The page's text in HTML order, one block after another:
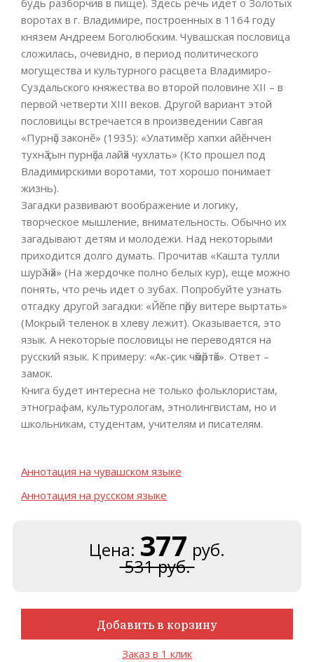
будь разборчив в пище). Здесь речь идет о Золотых
воротах в г. Владимире, построенных в 1164 году
князем Андреем Боголюбским. Чувашская пословица
сложилась, очевидно, в период политического
могущества и культурного расцвета Владимиро-
Суздальского княжества во второй половине XII – в
первой четверти XIII веков. Другой вариант этой
пословицы встречается в произведении Савгая
«Пурнӑҫ законӗ» (1935): «Улатимӗр хапхи айӗнчен
тухнӑ ҫын пурнӑҫа лайӑх чухлать» (Кто прошел под
Владимирскими воротами, тот хорошо понимает
жизнь).
Загадки развивают воображение и логику,
творческое мышление, внимательность. Обычно их
загадывают детям и молодежи. Над некоторыми
приходится долго думать. Прочитав «Кашта тулли
шурӑ чӑх» (На жердочке полно белых кур), еще можно
понять, что речь идет о зубах. Попробуйте узнать
отгадку другой загадки: «Йӗпе пӑру витере выртать»
(Мокрый теленок в хлеву лежит). Оказывается, это
язык. А некоторые пословицы не переводятся на
русский язык. К примеру: «Ак-ҫик чӑмӑртӑк». Ответ –
замок.
Книга будет интересна не только фольклористам,
этнографам, культурологам, этнолингвистам, но и
школьникам, студентам, учителям и писателям.
Аннотация на чувашском языке
Аннотация на русском языке
Цена: 377 руб.
531 руб.
Добавить в корзину
Заказ в 1 клик